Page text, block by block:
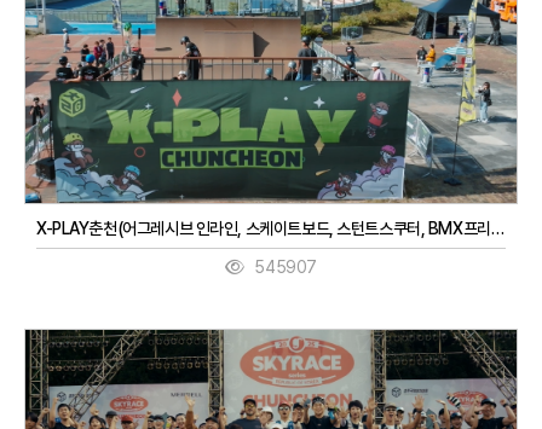
X-PLAY춘천(어그레시브 인라인, 스케이트보드, 스턴트스쿠터, BMX프리스타일, 3대3농구, 디제잉)(9. 27. ~ 9. 28.)
545907